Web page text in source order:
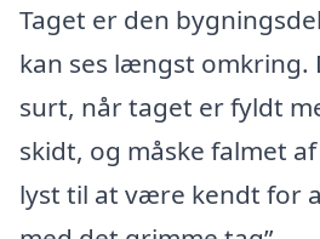
Taget er den
kan ses længst omkring.
surt, når taget er fyldt
skidt, og måske falmet
lyst til at være kendt for